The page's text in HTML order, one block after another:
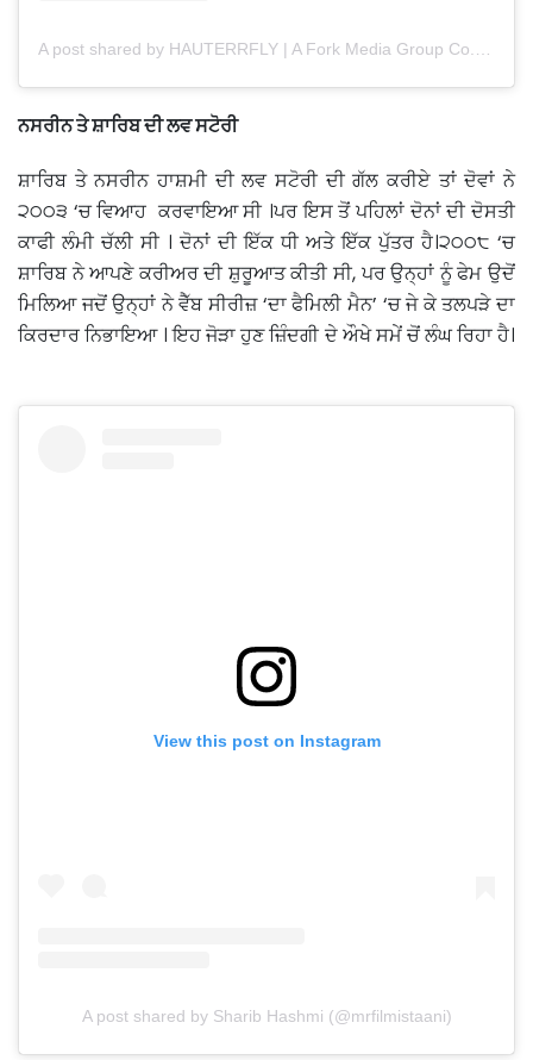
A post shared by HAUTERRFLY | A Fork Media Group Co. (@hauterrfly)
ਨਸਰੀਨ ਤੇ ਸ਼ਾਰਿਬ ਦੀ ਲਵ ਸਟੋਰੀ
ਸ਼ਾਰਿਬ ਤੇ ਨਸਰੀਨ ਹਾਸ਼ਮੀ ਦੀ ਲਵ ਸਟੋਰੀ ਦੀ ਗੱਲ ਕਰੀਏ ਤਾਂ ਦੋਵਾਂ ਨੇ
੨੦੦੩ ‘ਚ ਵਿਆਹ ਕਰਵਾਇਆ ਸੀ ।ਪਰ ਇਸ ਤੋਂ ਪਹਿਲਾਂ ਦੋਨਾਂ ਦੀ ਦੋਸਤੀ
ਕਾਫੀ ਲੰਮੀ ਚੱਲੀ ਸੀ । ਦੋਨਾਂ ਦੀ ਇੱਕ ਧੀ ਅਤੇ ਇੱਕ ਪੁੱਤਰ ਹੈ।੨੦੦੮ ‘ਚ
ਸ਼ਾਰਿਬ ਨੇ ਆਪਣੇ ਕਰੀਅਰ ਦੀ ਸ਼ੁਰੂਆਤ ਕੀਤੀ ਸੀ, ਪਰ ਉਨ੍ਹਾਂ ਨੂੰ ਫੇਮ ਉਦੋਂ
ਮਿਲਿਆ ਜਦੋਂ ਉਨ੍ਹਾਂ ਨੇ ਵੈੱਬ ਸੀਰੀਜ਼ ‘ਦਾ ਫੈਮਿਲੀ ਮੈਨ’ ‘ਚ ਜੇ ਕੇ ਤਲਪੜੇ ਦਾ
ਕਿਰਦਾਰ ਨਿਭਾਇਆ । ਇਹ ਜੋੜਾ ਹੁਣ ਜ਼ਿੰਦਗੀ ਦੇ ਔਖੇ ਸਮੇਂ ਚੋਂ ਲੰਘ ਰਿਹਾ ਹੈ।
View this post on Instagram
A post shared by Sharib Hashmi (@mrfilmistaani)